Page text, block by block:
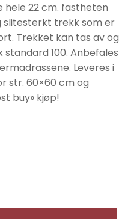
hele 22 cm. fastheten
slitesterkt trekk som er
Trekket kan tas av og
100. Anbefales
Leveres i
str. 60×60 cm og
buy» kjøp!